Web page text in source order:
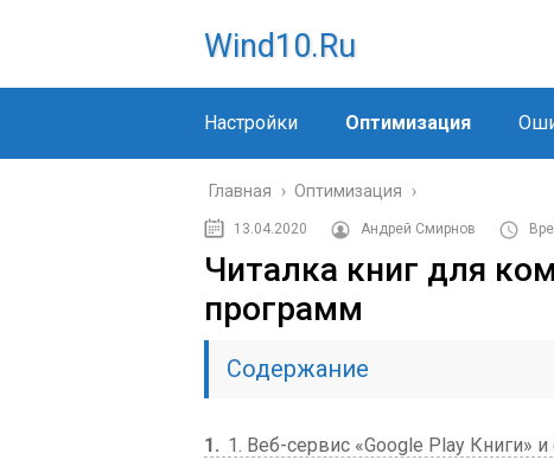
Wind10.ru
Настройки Оптимизация
Главная › Оптимизация ›
13.04.2020 Андрей Смирнов
Читалка книг для
программ
Содержание
1
1. Веб-сервис «Google Play Книги»